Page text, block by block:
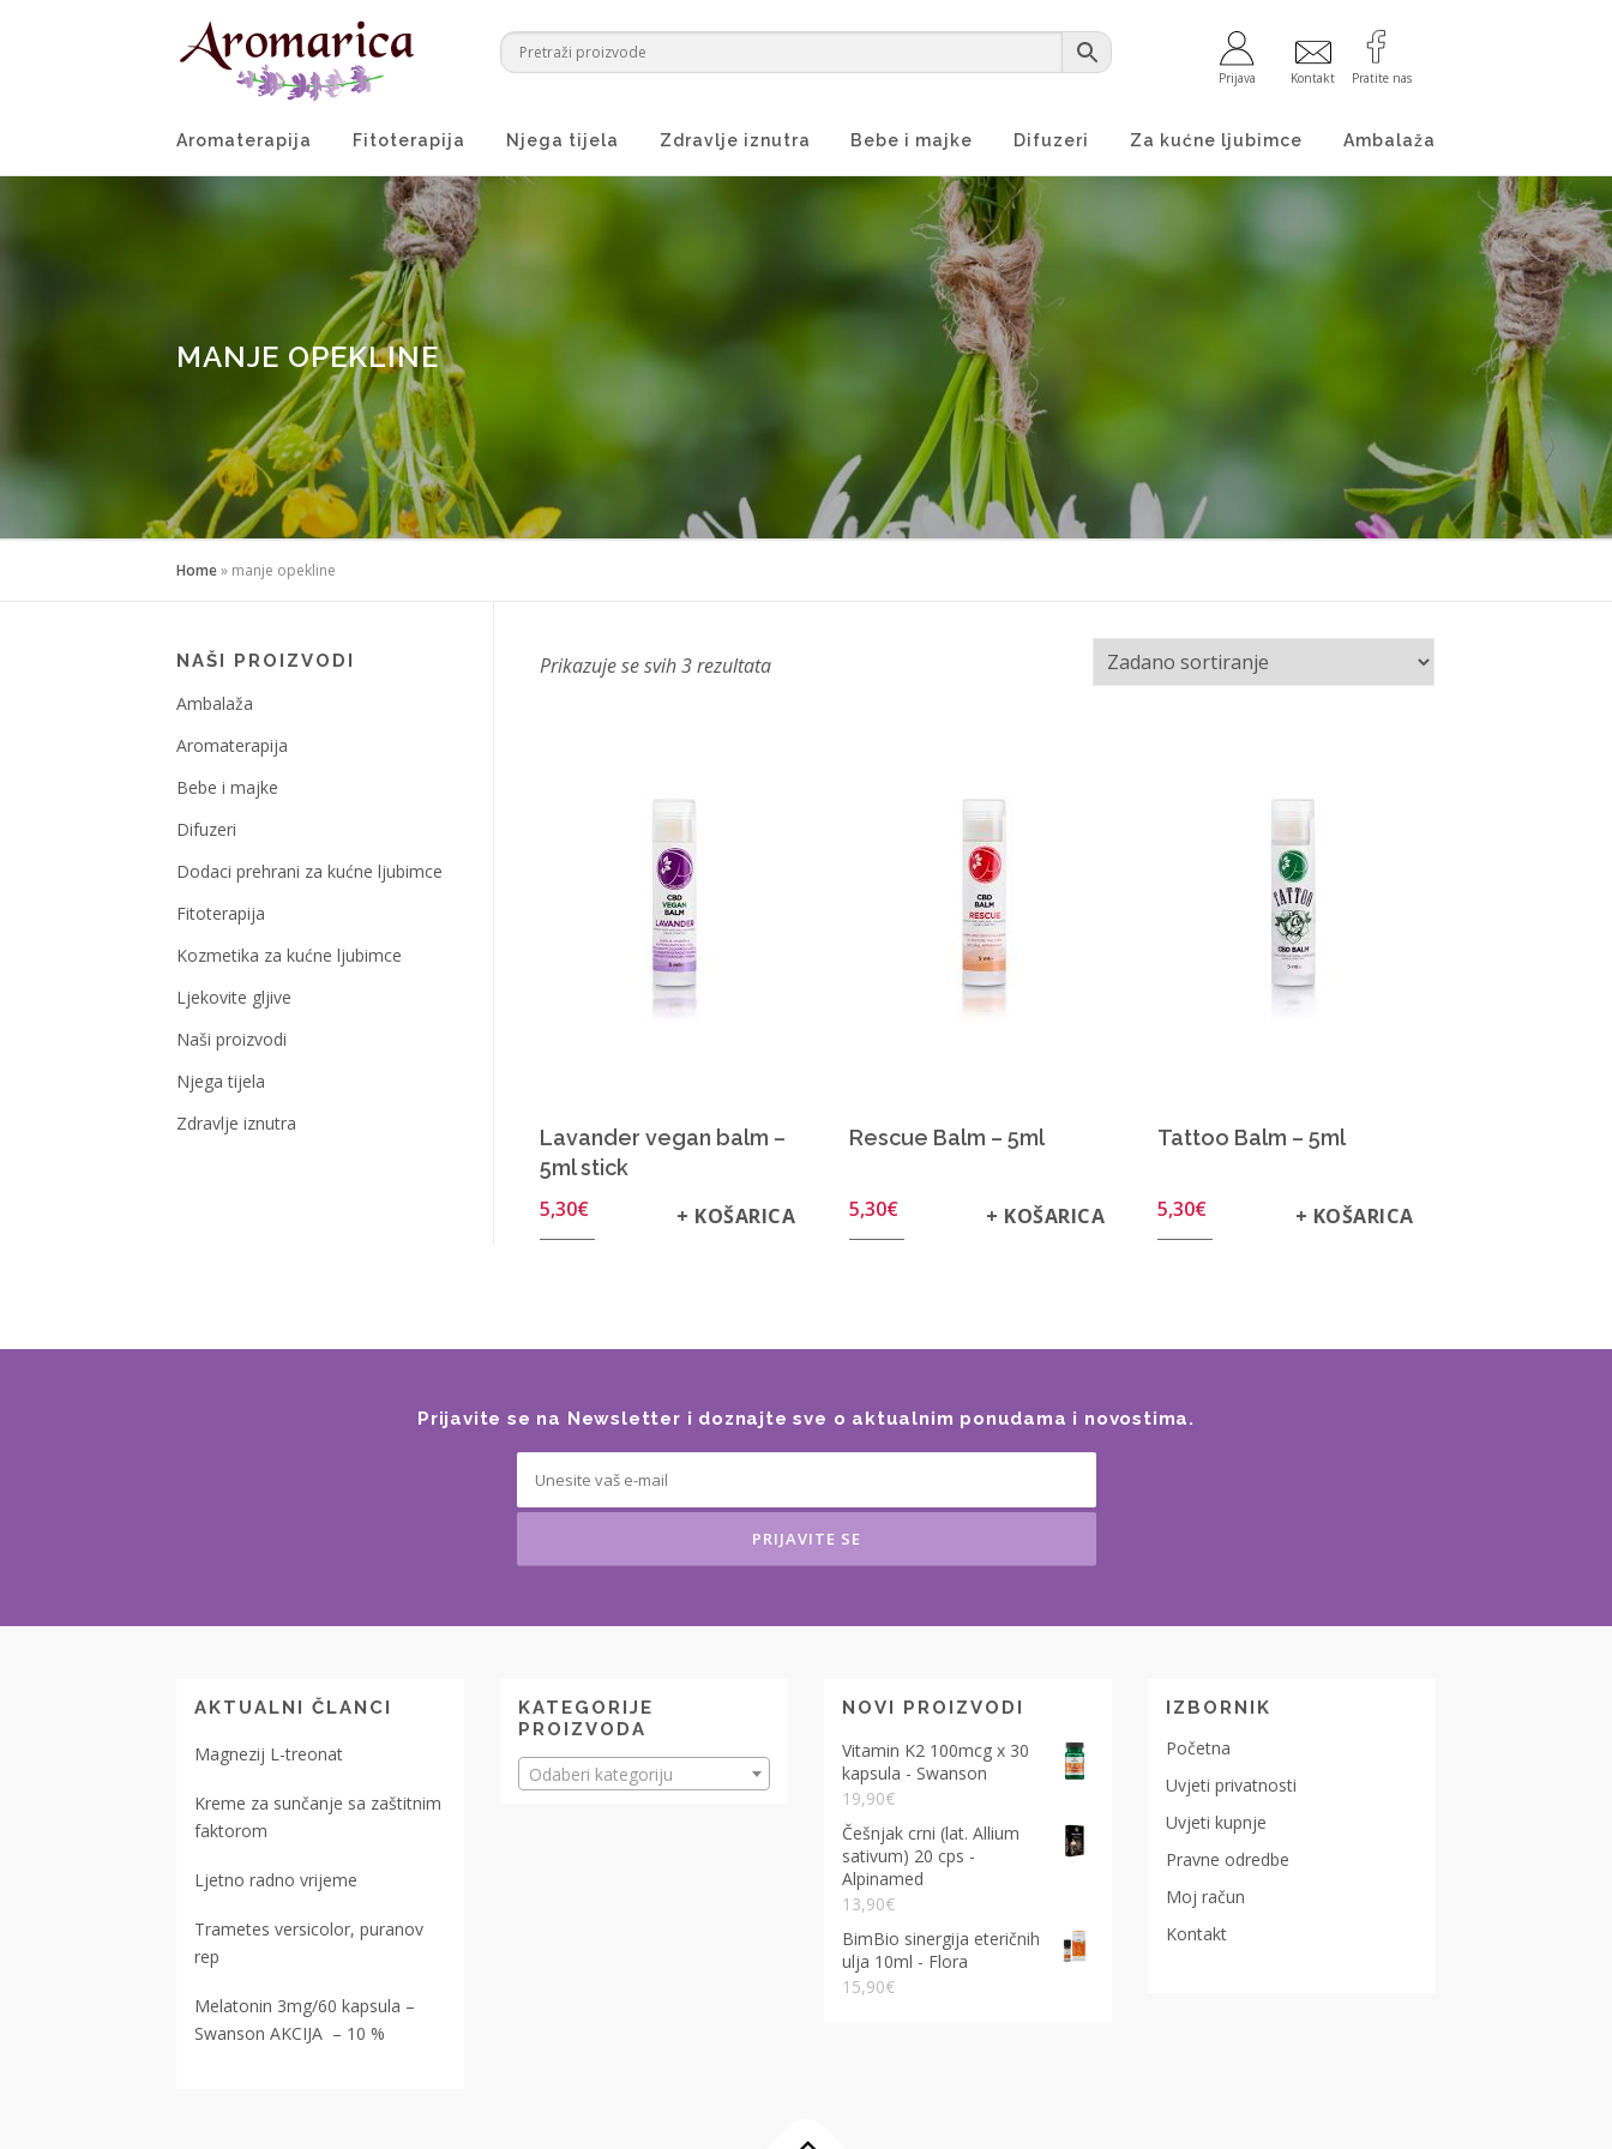
Prijava Kontakt Pratite nas
Aromaterapija Fitoterapija Njega tijela Zdravlje iznutra Bebe i majke Difuzeri Za kućne ljubimce Ambalaža
MANJE OPEKLINE
Home» manje opekline
Prikazuje se svih 3 rezultata
Lavander vegan balm –
5ml stick
5,30€ + KOŠARICA
Rescue Balm – 5ml
5,30€ + KOŠARICA
Tattoo Balm – 5ml
5,30€ + KOŠARICA
NAŠI PROIZVODI
Ambalaža
Aromaterapija
Bebe i majke
Difuzeri
Dodaci prehrani za kućne ljubimce
Fitoterapija
Kozmetika za kućne ljubimce
Ljekovite gljive
Naši proizvodi
Njega tijela
Zdravlje iznutra
Prijavite se na Newsletter i doznajte sve o aktualnim ponudama i novostima.
AKTUALNI ČLANCI
Magnezij L-treonat
Kreme za sunčanje sa zaštitnim
faktorom
Ljetno radno vrijeme
Trametes versicolor, puranov
rep
Melatonin 3mg/60 kapsula –
Swanson AKCIJA – 10 %
KATEGORIJE
PROIZVODA
Odaberi kategoriju
NOVI PROIZVODI
Vitamin K2 100mcg x 30
kapsula - Swanson
19,90€
Češnjak crni (lat. Allium
sativum) 20 cps -
Alpinamed
13,90€
BimBio sinergija eteričnih
ulja 10ml - Flora
15,90€
IZBORNIK
Početna
Uvjeti privatnosti
Uvjeti kupnje
Pravne odredbe
Moj račun
Kontakt